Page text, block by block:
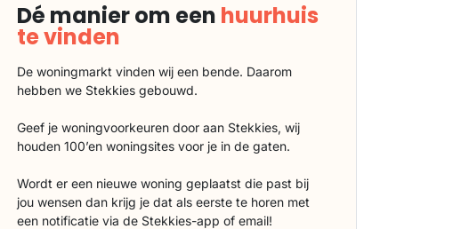
Dé manier om een huurhuis
te vinden
De woningmarkt vinden wij een bende. Daarom
hebben we Stekkies gebouwd.
Geef je woningvoorkeuren door aan Stekkies, wij
houden 100’en woningsites voor je in de gaten.
Wordt er een nieuwe woning geplaatst die past bij
jou wensen dan krijg je dat als eerste te horen met
een notificatie via de Stekkies-app of email!